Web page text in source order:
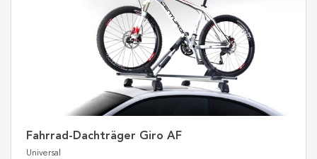
Fahrrad-Dachträger Giro AF
Universal